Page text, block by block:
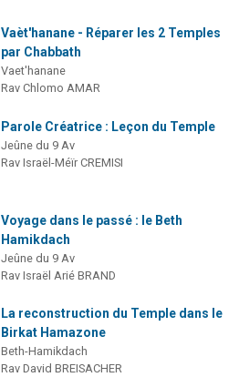
Vaèt'hanane - Réparer les 2 Temples
par Chabbath
Vaet'hanane
Rav Chlomo AMAR
Parole Créatrice : Leçon du Temple
Jeûne du 9 Av
Rav Israël-Méïr CREMISI
Voyage dans le passé : le Beth
Hamikdach
Jeûne du 9 Av
Rav Israël Arié BRAND
La reconstruction du Temple dans le
Birkat Hamazone
Beth-Hamikdach
Rav David BREISACHER